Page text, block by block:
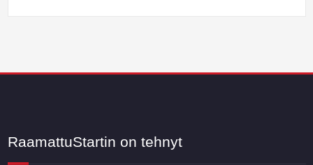
RaamattuStartin on tehnyt